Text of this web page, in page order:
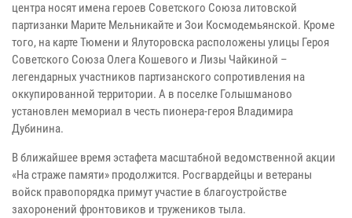
центра носят имена героев Советского Союза литовской
партизанки Марите Мельникайте и Зои Космодемьянской. Кроме
того, на карте Тюмени и Ялуторовска расположены улицы Героя
Советского Союза Олега Кошевого и Лизы Чайкиной –
легендарных участников партизанского сопротивления на
оккупированной территории. А в поселке Голышманово
установлен мемориал в честь пионера-героя Владимира
Дубинина.
В ближайшее время эстафета масштабной ведомственной акции
«На страже памяти» продолжится. Росгвардейцы и ветераны
войск правопорядка примут участие в благоустройстве
захоронений фронтовиков и тружеников тыла.